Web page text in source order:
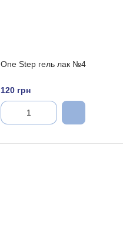
One Step гель лак №4
120 грн